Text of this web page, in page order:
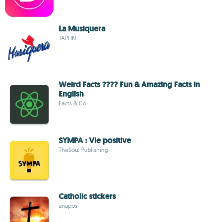
La Musiquera
TAPHN
Weird Facts ???? Fun & Amazing Facts in
English
Facts & Co
SYMPA : Vie positive
TheSoul Publishing
Catholic stickers
anapps